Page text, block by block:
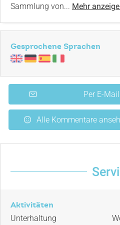
Sammlung von... Mehr
Gesprochene Sprachen
Per E-
Alle Kommentare
Aktivitäten
Unterhaltung